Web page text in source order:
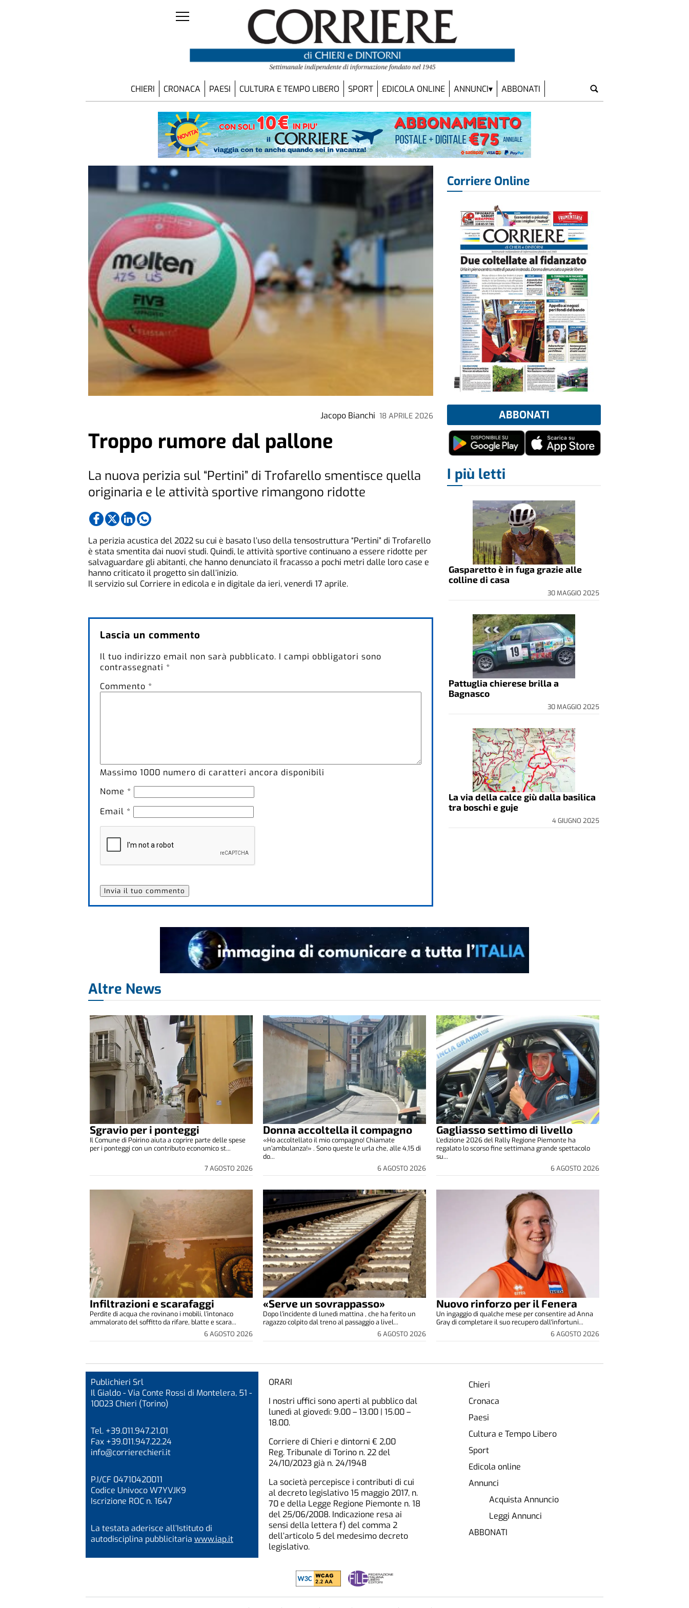
CHIERI CRONACA PAESI CULTURA E TEMPO LIBERO SPORT EDICOLA ONLINE ANNUNCI ABBONATI
Jacopo Bianchi 18 APRILE 2026
Troppo rumore dal pallone
La nuova perizia sul “Pertini” di Trofarello smentisce quella
originaria e le attività sportive rimangono ridotte
La perizia acustica del 2022 su cui è basato l’uso della tensostruttura “Pertini” di Trofarello
è stata smentita dai nuovi studi. Quindi, le attività sportive continuano a essere ridotte per
salvaguardare gli abitanti, che hanno denunciato il fracasso a pochi metri dalle loro case e
hanno criticato il progetto sin dall’inizio.
Il servizio sul Corriere in edicola e in digitale da ieri, venerdì 17 aprile.
Lascia un commento
Il tuo indirizzo email non sarà pubblicato. I campi obbligatori sono
contrassegnati *
Commento *
Massimo 1000 numero di caratteri ancora disponibili
Nome *
Email *
Corriere Online
ABBONATI
I più letti
Gasparetto è in fuga grazie alle
colline di casa
30 MAGGIO 2025
Pattuglia chierese brilla a
Bagnasco
30 MAGGIO 2025
La via della calce giù dalla basilica
tra boschi e guje
4 GIUGNO 2025
Altre News
Sgravio per i ponteggi
7 AGOSTO 2026
Il Comune di Poirino aiuta a coprire parte delle spese
per i ponteggi con un contributo economico st...
Donna accoltella il compagno
6 AGOSTO 2026
«Ho accoltellato il mio compagno! Chiamate
un’ambulanza!» . Sono queste le urla che, alle 4,15 di
do...
Gagliasso settimo di livello
6 AGOSTO 2026
L’edizione 2026 del Rally Regione Piemonte ha
regalato lo scorso fine settimana grande spettacolo
su...
Infiltrazioni e scarafaggi
6 AGOSTO 2026
Perdite di acqua che rovinano i mobili, l’intonaco
ammalorato del soffitto da rifare, blatte e scara...
«Serve un sovrappasso»
6 AGOSTO 2026
Dopo l’incidente di lunedì mattina , che ha ferito un
ragazzo colpito dal treno al passaggio a livel...
Nuovo rinforzo per il Fenera
6 AGOSTO 2026
Un ingaggio di qualche mese per consentire ad Anna
Gray di completare il suo recupero dall'infortuni...
Publichieri Srl
Il Gialdo - Via Conte Rossi di Montelera, 51 -
10023 Chieri (Torino)
Tel. +39.011.947.21.01
Fax +39.011.947.22.24
info@corrierechieri.it
P.I/CF 04710420011
Codice Univoco W7YVJK9
Iscrizione ROC n. 1647
La testata aderisce all’Istituto di
autodisciplina pubblicitaria www.iap.it
ORARI
I nostri uffici sono aperti al pubblico dal
lunedì al giovedì: 9.00 – 13.00 | 15.00 –
18.00.
Corriere di Chieri e dintorni € 2,00
Reg. Tribunale di Torino n. 22 del
24/10/2023 già n. 24/1948
La società percepisce i contributi di cui
al decreto legislativo 15 maggio 2017, n.
70 e della Legge Regione Piemonte n. 18
del 25/06/2008. Indicazione resa ai
sensi della lettera f) del comma 2
dell’articolo 5 del medesimo decreto
legislativo.
Chieri
Cronaca
Paesi
Cultura e Tempo Libero
Sport
Edicola online
Annunci
Acquista Annuncio
Leggi Annunci
ABBONATI